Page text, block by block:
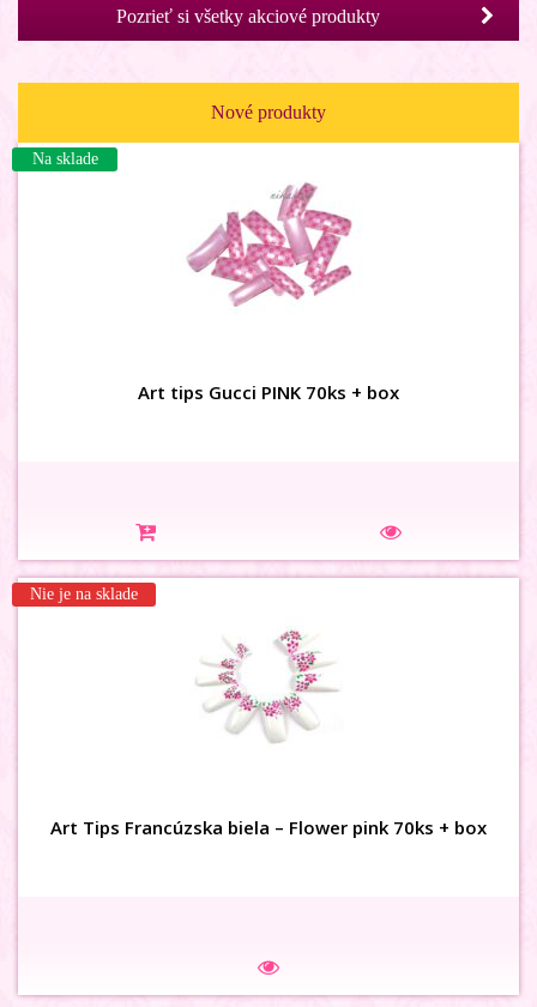
3D karusel MIX
3D karusel vážka 48ks
Pozrieť si všetky akciové produkty
Nové produkty
Na sklade
Art tips Gucci PINK 70ks + box
Nie je na sklade
Art Tips Francúzska biela – Flower pink 70ks + box